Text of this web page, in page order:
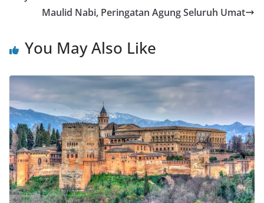
Maulid Nabi, Peringatan Agung Seluruh Umat
You May Also Like